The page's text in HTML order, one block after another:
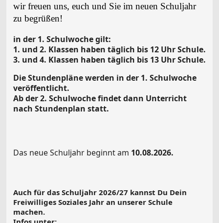
wir freuen uns, euch und Sie im neuen Schuljahr
zu begrüßen!
in der 1. Schulwoche gilt:
1. und 2. Klassen haben täglich bis 12 Uhr Schule.
3. und 4. Klassen haben täglich bis 13 Uhr Schule.
Die Stundenpläne werden in der 1. Schulwoche
veröffentlicht.
Ab der 2. Schulwoche findet dann Unterricht
nach Stundenplan statt.
Das neue Schuljahr beginnt am 10.08.2026.
Auch für das Schuljahr 2026/27 kannst Du Dein
Freiwilliges Soziales Jahr an unserer Schule
machen.